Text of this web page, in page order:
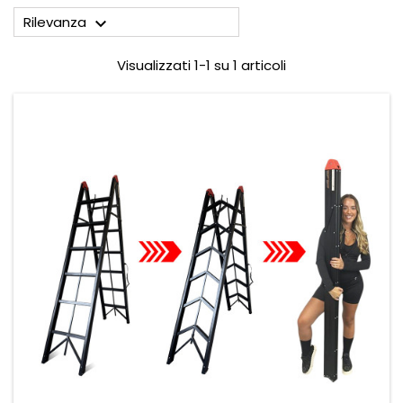
Rilevanza 
Visualizzati 1-1 su 1 articoli